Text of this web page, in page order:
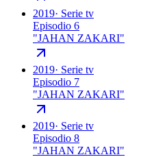
2019· Serie tv
Episodio 6
"JAHAN ZAKARI"
2019· Serie tv
Episodio 7
"JAHAN ZAKARI"
2019· Serie tv
Episodio 8
"JAHAN ZAKARI"